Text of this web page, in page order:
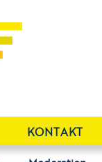
KONTAKT